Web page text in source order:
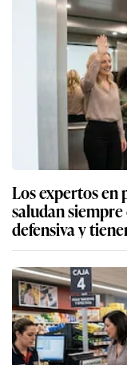
Los expertos en
saludan
defensiva y